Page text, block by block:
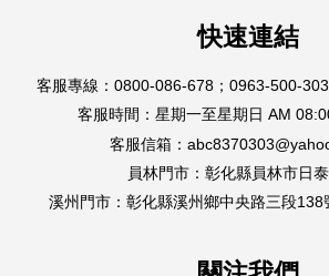
快速連結
客服專線：0800-086-678；0963-500-
客服時間：星期一至星期日 AM
客服信箱：
員林門市：彰化縣員林市日
溪州門市：彰化縣溪州鄉中央路三段138